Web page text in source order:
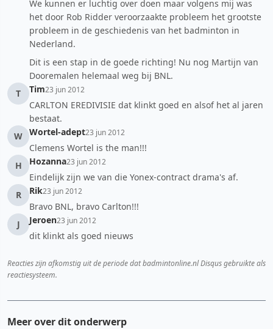
We kunnen er luchtig over doen maar volgens mij was
het door Rob Ridder veroorzaakte probleem het grootste
probleem in de geschiedenis van het badminton in
Nederland.
Dit is een stap in de goede richting! Nu nog Martijn van
Dooremalen helemaal weg bij BNL.
T
Tim23 jun 2012
CARLTON EREDIVISIE dat klinkt goed en alsof het al jaren
bestaat.
W Wortel-adept23 jun 2012
Clemens Wortel is the man!!!
H
Hozanna23 jun 2012
Eindelijk zijn we van die Yonex-contract drama's af.
R
Rik23 jun 2012
Bravo BNL, bravo Carlton!!!
J
Jeroen23 jun 2012
dit klinkt als goed nieuws
Reacties zijn afkomstig uit de periode dat badmintonline.nl Disqus gebruikte als
reactiesysteem.
Meer over dit onderwerp